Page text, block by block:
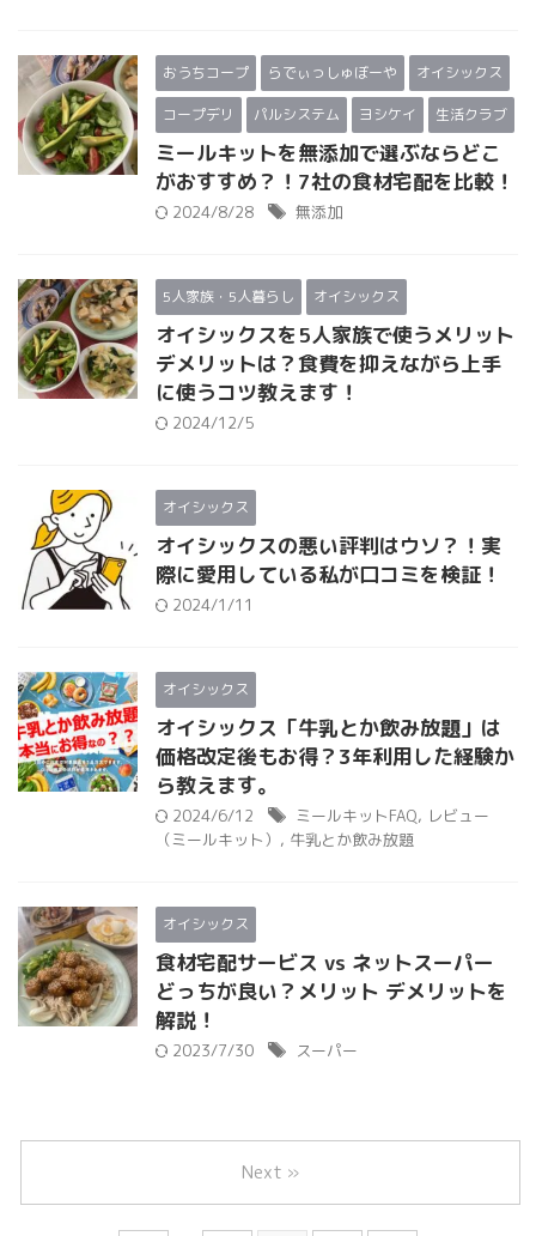
おうちコープ らでぃっしゅぼーや オイシックス
コープデリ パルシステム ヨシケイ 生活クラブ
ミールキットを無添加で選ぶならどこ
がおすすめ？！7社の食材宅配を比較！
2024/8/28 無添加
5人家族・5人暮らし オイシックス
オイシックスを5人家族で使うメリット
デメリットは？食費を抑えながら上手
に使うコツ教えます！
2024/12/5
オイシックス
オイシックスの悪い評判はウソ？！実
際に愛用している私が口コミを検証！
2024/1/11
オイシックス
オイシックス「牛乳とか飲み放題」は
価格改定後もお得？3年利用した経験か
ら教えます。
2024/6/12 ミールキットFAQ, レビュー
（ミールキット） , 牛乳とか飲み放題
オイシックス
食材宅配サービス vs ネットスーパー
どっちが良い？メリット デメリットを
解説！
2023/7/30 スーパー
Next »